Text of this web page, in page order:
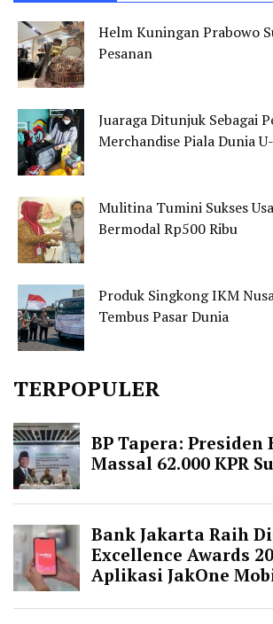
Helm Kuningan Prabowo
Pesanan
Juaraga Ditunjuk Sebagai
Merchandise Piala Dunia
Mulitina Tumini Sukses
Bermodal Rp500 Ribu
Produk Singkong IKM
Tembus Pasar Dunia
TERPOPULER